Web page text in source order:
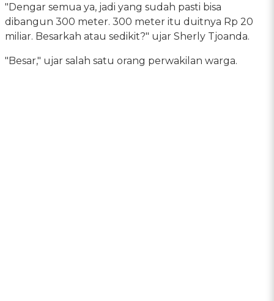
"Dengar semua ya, jadi yang sudah pasti bisa
dibangun 300 meter. 300 meter itu duitnya Rp 20
miliar. Besarkah atau sedikit?" ujar Sherly Tjoanda.
"Besar," ujar salah satu orang perwakilan warga.